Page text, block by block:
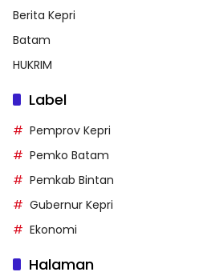
Berita Kepri
Batam
HUKRIM
Label
Pemprov Kepri
Pemko Batam
Pemkab Bintan
Gubernur Kepri
Ekonomi
Halaman